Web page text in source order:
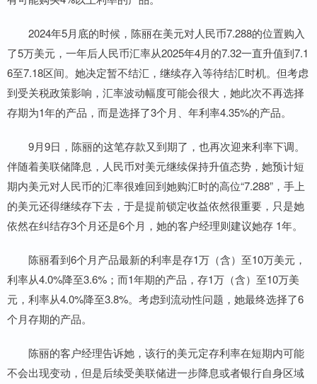
2024年5月底的时候，陈丽在美元对人民币7.288的位置购入
了5万美元，一年后人民币汇率从2025年4月的7.32一直升值到7.1
6至7.18区间。她决定暂不结汇，继续存入等待结汇时机。但考虑
到受关税政策影响，汇率波动幅度可能会很大，她此次不再选择
存期为1年的产品，而是选择了3个月、年利率4.35%的产品。
9月9日，陈丽的这笔存款又到期了，也再次迎来利率下调。
伴随着美联储降息，人民币对美元继续保持升值态势，她预计短
期内美元对人民币的汇率很难回到她购汇时的高位“7.288”，手上
的美元还得继续存下去，于是提前锁定收益依然很重要，只是她
依然在纠结存3个月还是6个月，她的客户经理则建议她存 1年。
陈丽看到6个月产品最新的利率是存1万（含）至10万美元，
利率从4.0%降至3.6%；而1年期的产品，存1万（含）至10万美
元，利率从4.0%降至3.8%。考虑到流动性问题，她最终选择了6
个月存期的产品。
陈丽的客户经理告诉她，该行的美元定存利率在短期内可能
不会出现变动，但是后续受美联储进一步降息或者银行自身区域